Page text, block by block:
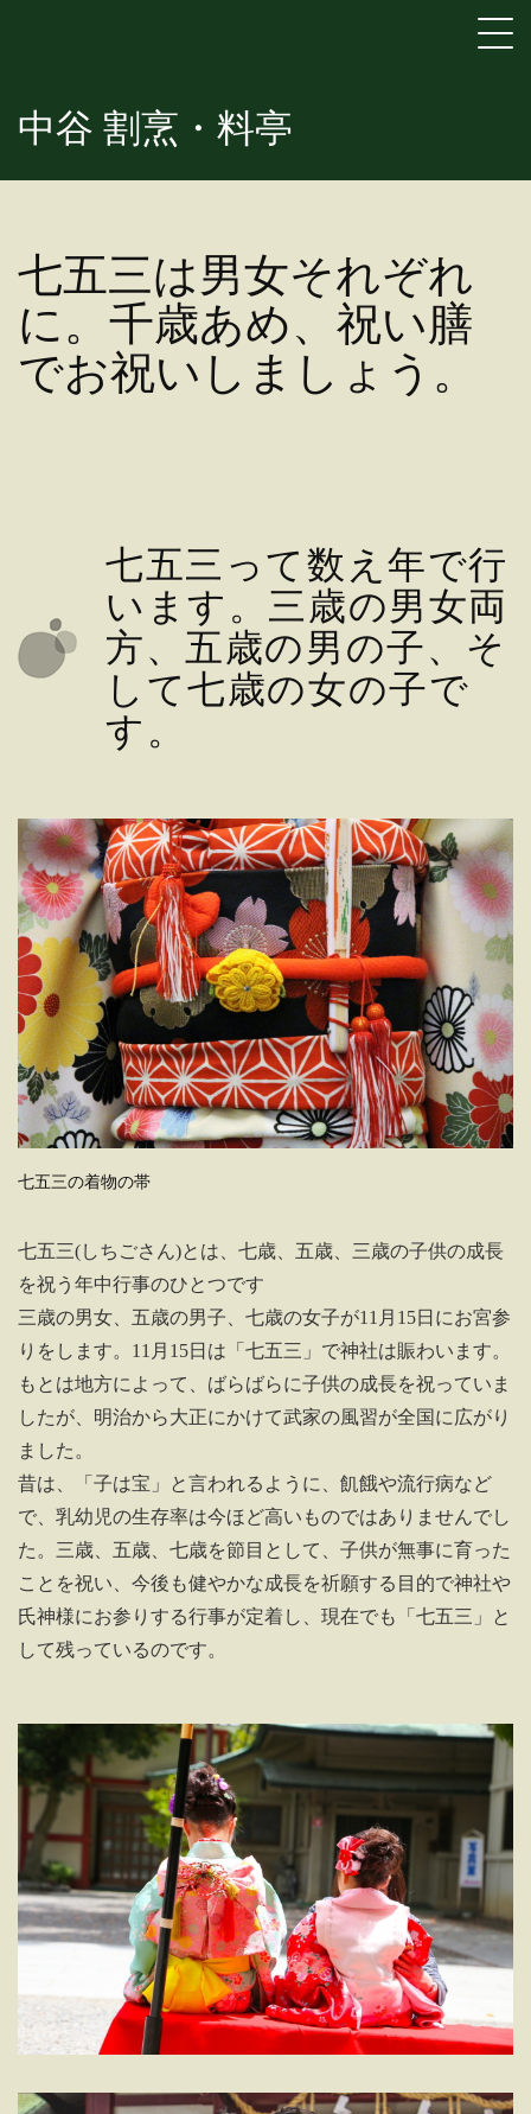
中谷 割烹・料亭
七五三は男女それぞれ
に。千歳あめ、祝い膳
でお祝いしましょう。
七五三って数え年で行
います。三歳の男女両
方、五歳の男の子、そ
して七歳の女の子で
す。
七五三の着物の帯
七五三(しちごさん)とは、七歳、五歳、三歳の子供の成長
を祝う年中行事のひとつです
三歳の男女、五歳の男子、七歳の女子が11月15日にお宮参
りをします。11月15日は「七五三」で神社は賑わいます。
もとは地方によって、ばらばらに子供の成長を祝っていま
したが、明治から大正にかけて武家の風習が全国に広がり
ました。
昔は、「子は宝」と言われるように、飢餓や流行病など
で、乳幼児の生存率は今ほど高いものではありませんでし
た。三歳、五歳、七歳を節目として、子供が無事に育った
ことを祝い、今後も健やかな成長を祈願する目的で神社や
氏神様にお参りする行事が定着し、現在でも「七五三」と
して残っているのです。